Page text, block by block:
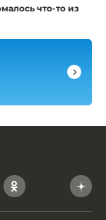
что-то из